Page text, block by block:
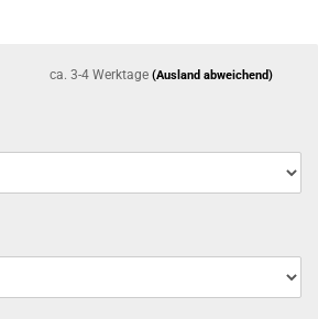
ca. 3-4 Werktage(Ausland abweichend)